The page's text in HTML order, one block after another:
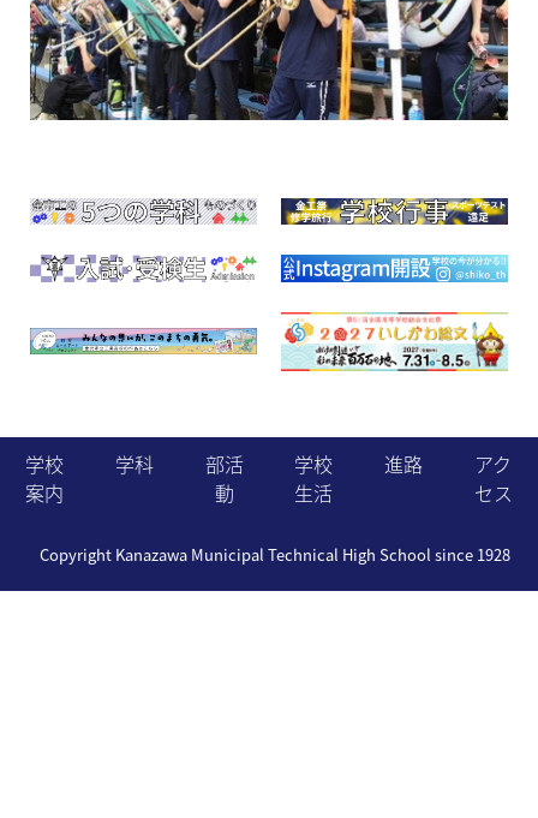
学校
案内
学科
部活
動
学校
生活
進路
アク
セス
Copyright Kanazawa Municipal Technical High School since 1928